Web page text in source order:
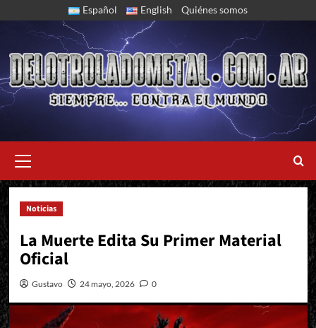
Español English Quiénes somos
Menu
Noticias
La Muerte Edita Su Primer Material
Oficial
Gustavo 24 mayo, 2026 0